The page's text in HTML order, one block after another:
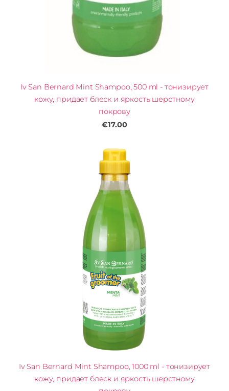
Iv San Bernard Mint Shampoo, 500 ml - тонизирует
кожу, придает блеск и яркость шерстному
покрову
€17.00
Iv San Bernard Mint Shampoo, 1000 ml - тонизирует
кожу, придает блеск и яркость шерстному